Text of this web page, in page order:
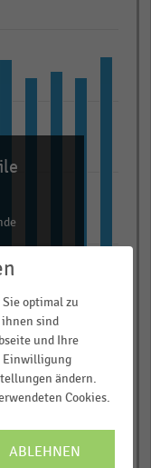
2016201720182019
© Handelsdaten 2026
optimal zu
sind
und Ihre
Einwilligung
ändern.
Cookies.
ABLEHNEN